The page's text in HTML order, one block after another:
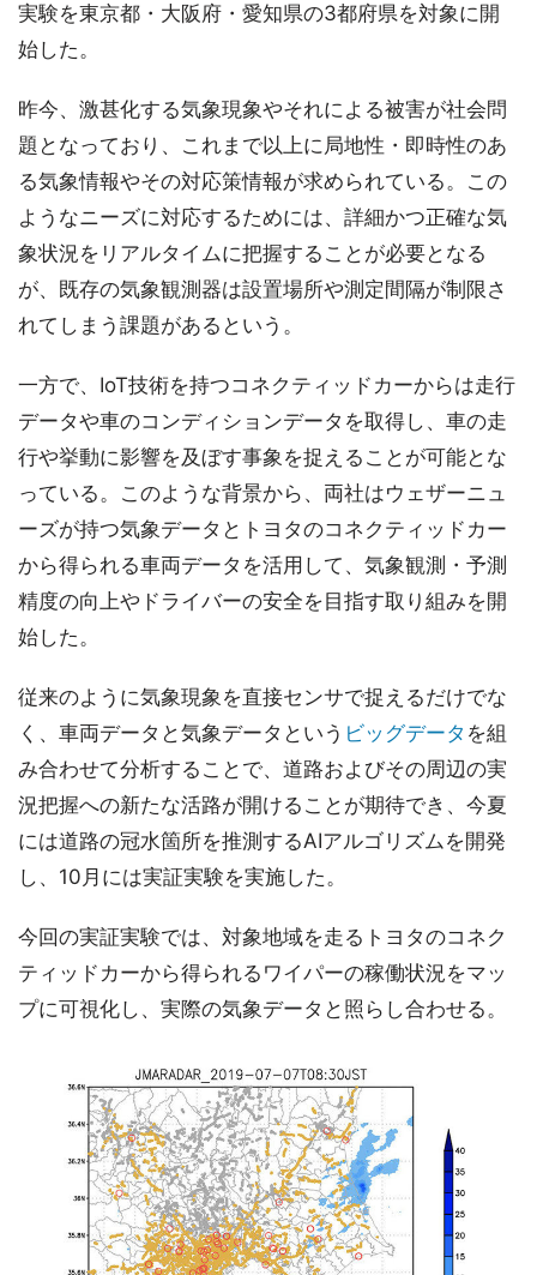
実験を東京都・大阪府・愛知県の3都府県を対象に開
始した。
昨今、激甚化する気象現象やそれによる被害が社会問
題となっており、これまで以上に局地性・即時性のあ
る気象情報やその対応策情報が求められている。この
ようなニーズに対応するためには、詳細かつ正確な気
象状況をリアルタイムに把握することが必要となる
が、既存の気象観測器は設置場所や測定間隔が制限さ
れてしまう課題があるという。
一方で、IoT技術を持つコネクティッドカーからは走行
データや車のコンディションデータを取得し、車の走
行や挙動に影響を及ぼす事象を捉えることが可能とな
っている。このような背景から、両社はウェザーニュ
ーズが持つ気象データとトヨタのコネクティッドカー
から得られる車両データを活用して、気象観測・予測
精度の向上やドライバーの安全を目指す取り組みを開
始した。
従来のように気象現象を直接センサで捉えるだけでな
く、車両データと気象データという ビッグデータ を組
み合わせて分析することで、道路およびその周辺の実
況把握への新たな活路が開けることが期待でき、今夏
には道路の冠水箇所を推測するAIアルゴリズムを開発
し、10月には実証実験を実施した。
今回の実証実験では、対象地域を走るトヨタのコネク
ティッドカーから得られるワイパーの稼働状況をマッ
プに可視化し、実際の気象データと照らし合わせる。